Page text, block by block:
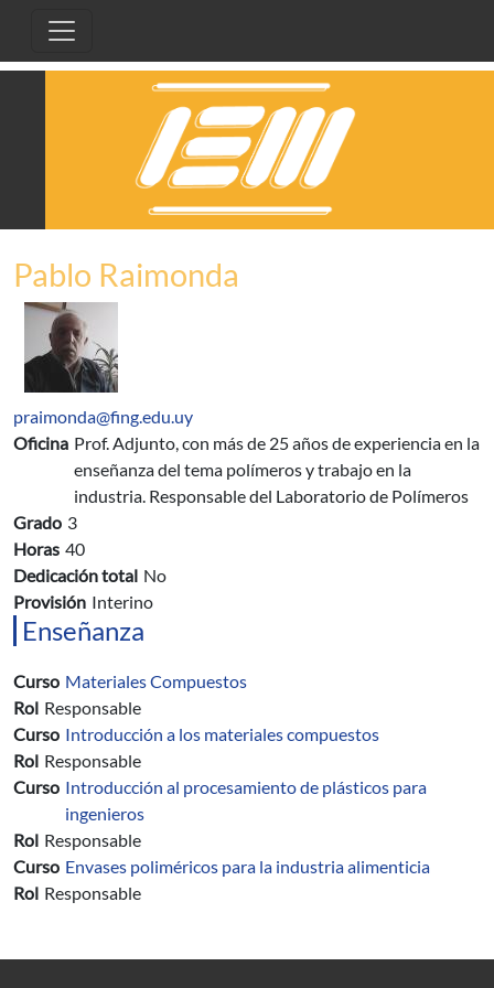
Pablo Raimonda
praimonda@fing.edu.uy
Oficina Prof. Adjunto, con más de 25 años de experiencia en la
enseñanza del tema polímeros y trabajo en la
industria. Responsable del Laboratorio de Polímeros
Grado 3
Horas 40
Dedicación total No
Provisión Interino
Enseñanza
Curso Materiales Compuestos
Rol Responsable
Curso Introducción a los materiales compuestos
Rol Responsable
Curso Introducción al procesamiento de plásticos para
ingenieros
Rol Responsable
Curso Envases poliméricos para la industria alimenticia
Rol Responsable